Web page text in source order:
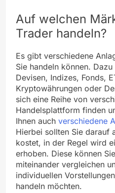
Auf welchen
Trader handeln?
Es gibt verschiedene
Sie handeln können. Dazu
Devisen, Indizes, Fonds,
Kryptowährungen oder
sich eine Reihe von
Handelsplattform finden
Ihnen auch verschiedene
Hierbei sollten Sie darauf
kostet, in der Regel wird
erhoben. Diese können
miteinander vergleichen
individuellen
handeln möchten.